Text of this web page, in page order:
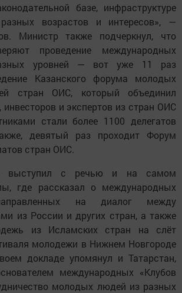
базе, инфраструктуре
возрастов и интересов», —
Министр также подчеркнул, что
проведение международных
уровней — вот уже 11 раз
Казанского форума молодых
стран ОИС, который объединил
инвесторов и экспертов из стран ОИС
стали более 1100 делегатов
девятый раз проходит Форум
стран ОИС.
выступил с речью и на самом
где рассказал о международных
на диалог между
из России и других стран, а также
из Исламских стран на слёт
молодежи в Нижнем Новгороде
докладе упомянул и Татарстан,
международных «Клубов
молодых людей из разных